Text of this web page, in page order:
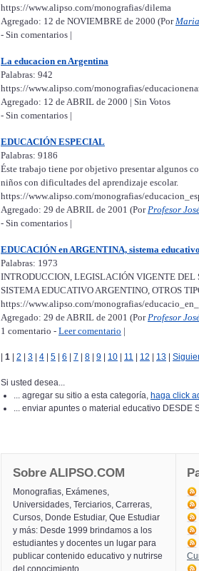
https://www.alipso.com/monografias/dilema
Agregado: 12 de NOVIEMBRE de 2000 (Por
- Sin comentarios |
La educacion en Argentina
Palabras: 942
https://www.alipso.com/monografias/
Agregado: 12 de ABRIL de 2000 | Sin Votos
- Sin comentarios |
EDUCACIÓN ESPECIAL
Palabras: 9186
Éste trabajo tiene por objetivo presentar algunos
niños con dificultades del aprendizaje escolar.
https://www.alipso.com/monografias/
Agregado: 29 de ABRIL de 2001 (PorProfesor
- Sin comentarios |
EDUCACIÓN en ARGENTINA, sistema
Palabras: 1973
INTRODUCCION, LEGISLACIÓN VIGENTE
SISTEMA EDUCATIVO ARGENTINO, OTROS
https://www.alipso.com/monografias/
Agregado: 29 de ABRIL de 2001 (PorProfesor
1 comentario - Leer comentario |
1 2 3 4 5 6 7 8 9 10 11 12 13
Si usted desea...
... agregar su sitio a esta categoría, haga click
... enviar apuntes o material educativo DESDE
Sobre ALIPSO.COM
Monografias, Exámenes,
Universidades, Terciarios, Carreras,
Cursos, Donde Estudiar, Que Estudiar
y más: Desde 1999 brindamos a los
estudiantes y docentes un lugar para
publicar contenido educativo y nutrirse
del conocimiento.